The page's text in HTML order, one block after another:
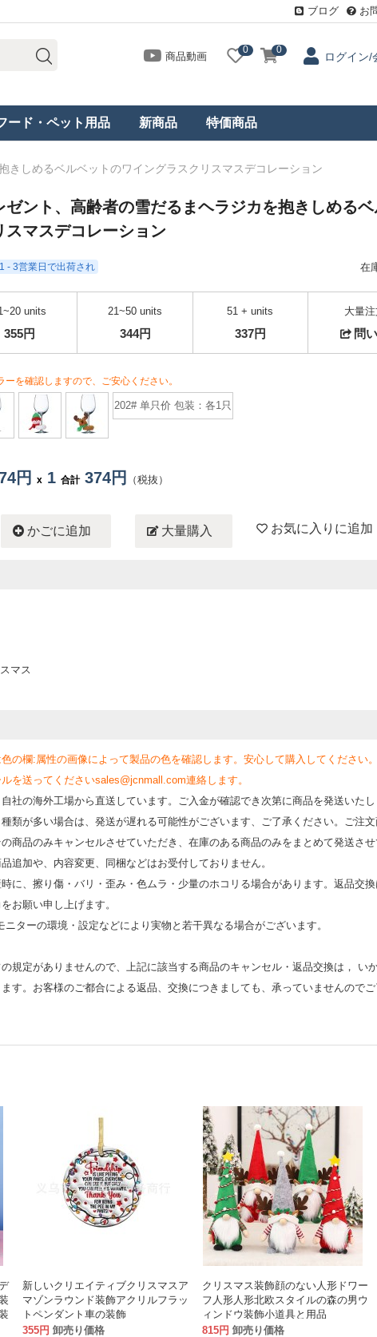
ブログ お
商品動画
0 0
ログイン/
ード・ペット用品 新商品 特価商品
きしめるベルベットのワイングラスクリスマスデコレーション
ゼント、高齢者の雪だるまヘラジカを抱きしめる
スマスデコレーション
1 - 3営業日で出荷され 在
units
355円
21~50 units
344円
51 + units
337円
大量
問
を確認しますので、ご安心ください。
202# 单只价 包装：各1只
円 x 1 合計374円 （税抜）
かごに追加 大量購入 お気に入りに追加
マス
の欄:属性の画像によって製品の色を確認します。安心して購入してください
を送ってくださいsales@jcnmall.com連絡します。
社の海外工場から直送しています。ご入金が確認でき次第に商品を発送いた
類が多い場合は、発送が遅れる可能性がございます、ご了承ください。ご注
商品のみキャンセルさせていただき、在庫のある商品のみをまとめて発送さ
追加や、内容変更、同梱などはお受付しておりません。
に、擦り傷・バリ・歪み・色ムラ・少量のホコリる場合があります。返品交
お願い申し上げます。
ターの環境・設定などにより実物と若⼲異なる場合がございます。
規定がありませんので、上記に該当する商品のキャンセル・返品交換は， い
す。お客様のご都合による返品、交換につきましても、承っていませんので
新しいクリエイティブクリスマスア
マゾンラウンド装飾アクリルフラッ
トペンダント車の装飾
355円 卸売り価格
クリスマス装飾顔のない人形ドワー
フ人形人形北欧スタイルの森の男ウ
ィンドウ装飾小道具と用品
815円 卸売り価格